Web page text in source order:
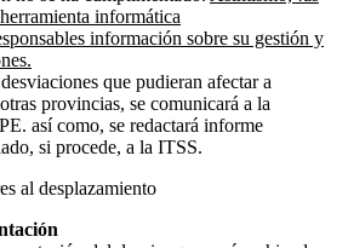
informática
información sobre su gestión y
que pudieran afectar a
provincias, se comunicará a la
así como, se redactará informe
si procede, a la ITSS.